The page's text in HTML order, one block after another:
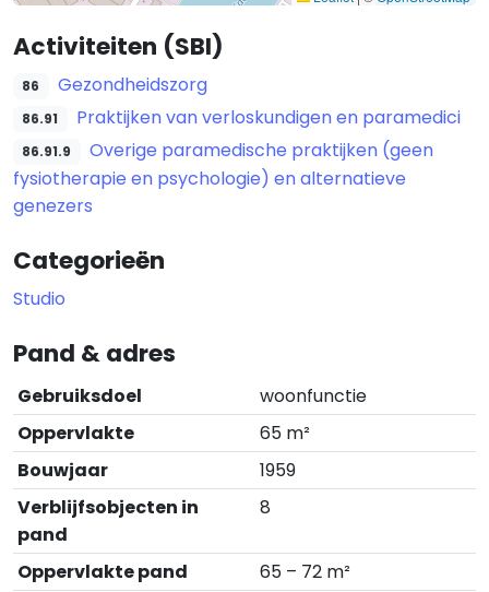
Activiteiten (SBI)
86 Gezondheidszorg
86.91 Praktijken van verloskundigen en paramedici
86.91.9
Overige paramedische praktijken (geen
fysiotherapie en psychologie) en alternatieve
genezers
Categorieën
Studio
Pand & adres
Gebruiksdoel
woonfunctie
Oppervlakte
65 m²
Bouwjaar
1959
Verblijfsobjecten in
pand
8
Oppervlakte pand
65 – 72 m²